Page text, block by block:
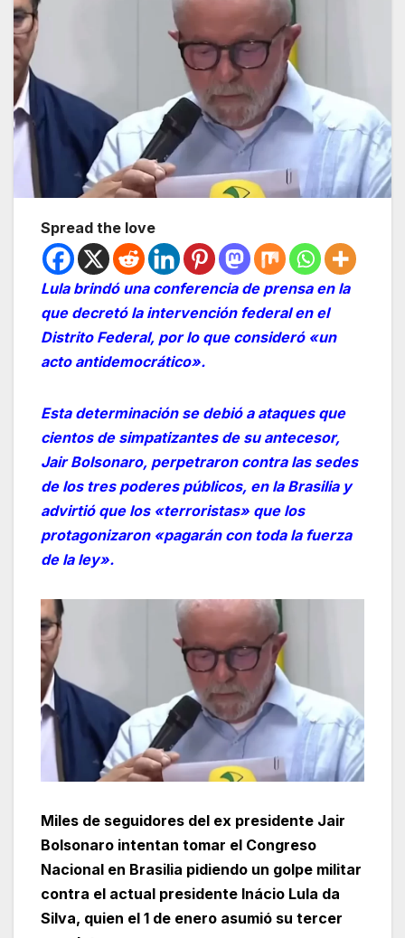
Spread the love
Lula brindó una conferencia de prensa en la
que decretó la intervención federal en el
Distrito Federal, por lo que consideró «un
acto antidemocrático».
Esta determinación se debió a ataques que
cientos de simpatizantes de su antecesor,
Jair Bolsonaro, perpetraron contra las sedes
de los tres poderes públicos, en la Brasilia y
advirtió que los «terroristas» que los
protagonizaron «pagarán con toda la fuerza
de la ley».
Miles de seguidores del ex presidente Jair
Bolsonaro intentan tomar el Congreso
Nacional en Brasilia pidiendo un golpe militar
contra el actual presidente Inácio Lula da
Silva, quien el 1 de enero asumió su tercer